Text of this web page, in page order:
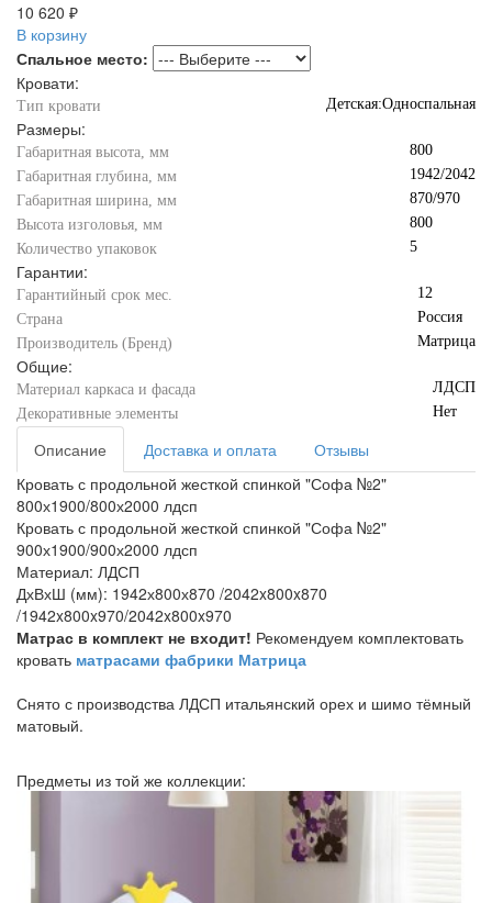
10 620 ₽
В корзину
Спальное место:
Кровати:
Тип кровати Детская:Односпальная
Размеры:
Габаритная высота, мм
800
Габаритная глубина, мм
1942/2042
Габаритная ширина, мм
870/970
Высота изголовья, мм
800
Количество упаковок
5
Гарантии:
Гарантийный срок мес.
12
Страна
Россия
Производитель (Бренд)
Матрица
Общие:
Материал каркаса и фасада
ЛДСП
Декоративные элементы
Нет
Описание Доставка и оплата
Отзывы
Кровать с продольной жесткой спинкой "Софа №2"
800х1900/800х2000 лдсп
Кровать с продольной жесткой спинкой "Софа №2"
900х1900/900х2000 лдсп
Материал: ЛДСП
ДхВхШ (мм): 1942х800х870 /2042x800x870
/1942x800x970/2042x800x970
Матрас в комплект не входит! Рекомендуем комплектовать
кровать матрасами фабрики Матрица
Снято с производства ЛДСП итальянский орех и шимо тёмный
матовый.
Предметы из той же коллекции: